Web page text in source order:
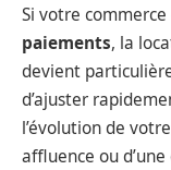
Si votre
paiements, la
devient
d’ajuster
l’évolution de
affluence ou